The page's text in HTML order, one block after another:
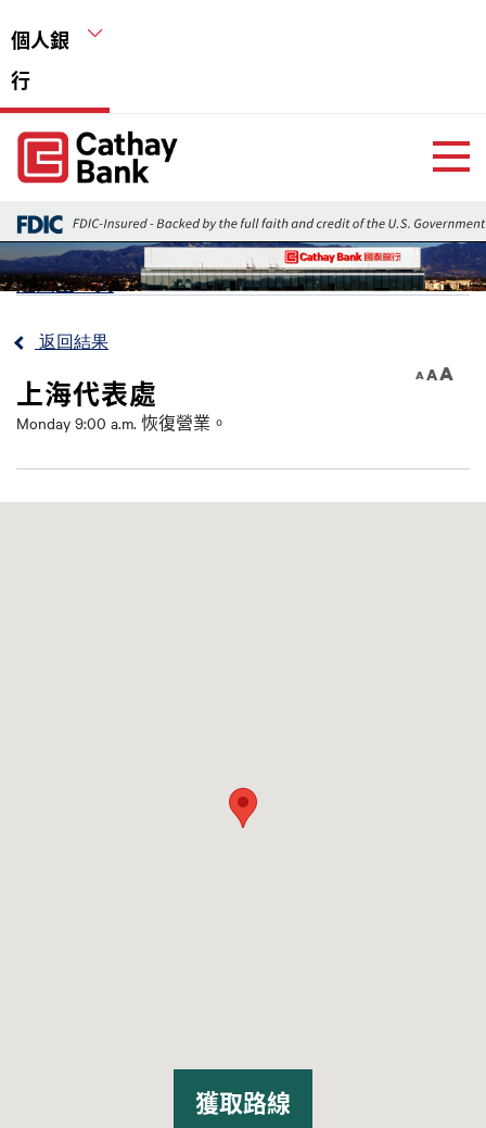
個人銀
行
Global Header Hierarchy Menu
Home
返回上一頁
返回結果
上海代表處
Monday 9:00 a.m. 恢復營業。
A
A A
獲取路線